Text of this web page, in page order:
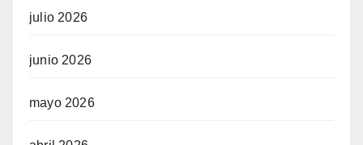
julio 2026
junio 2026
mayo 2026